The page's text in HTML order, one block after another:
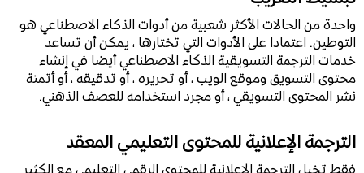
واحدة من الحالات الأكثر شعبية من أدوات الذكاء الاصطناعي هو
التوطين. اعتمادا على الأدوات التي تختارها ، يمكن أن تساعد
خدمات الترجمة التسويقية الذكاء الاصطناعي أيضا في إنشاء
محتوى التسويق وموقع الويب ، أو تحريره ، أو تدقيقه ، أو أتمتة
نشر المحتوى التسويقي ، أو مجرد استخدامه للعصف الذهني.
الترجمة الإعلانية للمحتوى التعليمي المعقد
فقط تخيل الترجمة الإعلانية للمحتوى الرقمي التعليمي مع الكثير